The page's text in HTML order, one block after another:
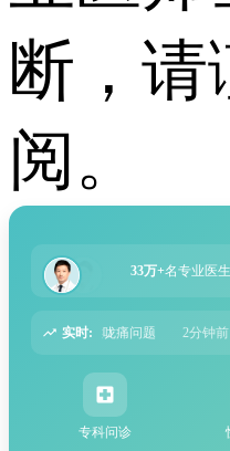
断，请
阅。
33万+名专业医生
实时:
李** 咨询了湿疹问题 5分钟前
专科问诊